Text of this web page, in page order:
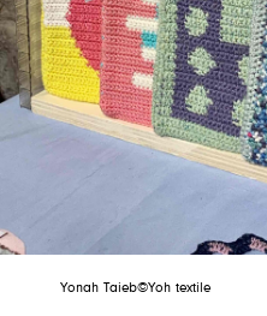
Yonah Taieb©Yoh textile